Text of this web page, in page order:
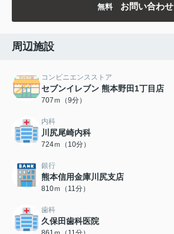
無料 お問い合わせ
周辺施設
コンビニエンスストア
セブンイレブン 熊本野田1丁目店
707ｍ（9分）
内科
川尻尾崎内科
724ｍ（10分）
銀行
熊本信用金庫川尻支店
810ｍ（11分）
歯科
久保田歯科医院